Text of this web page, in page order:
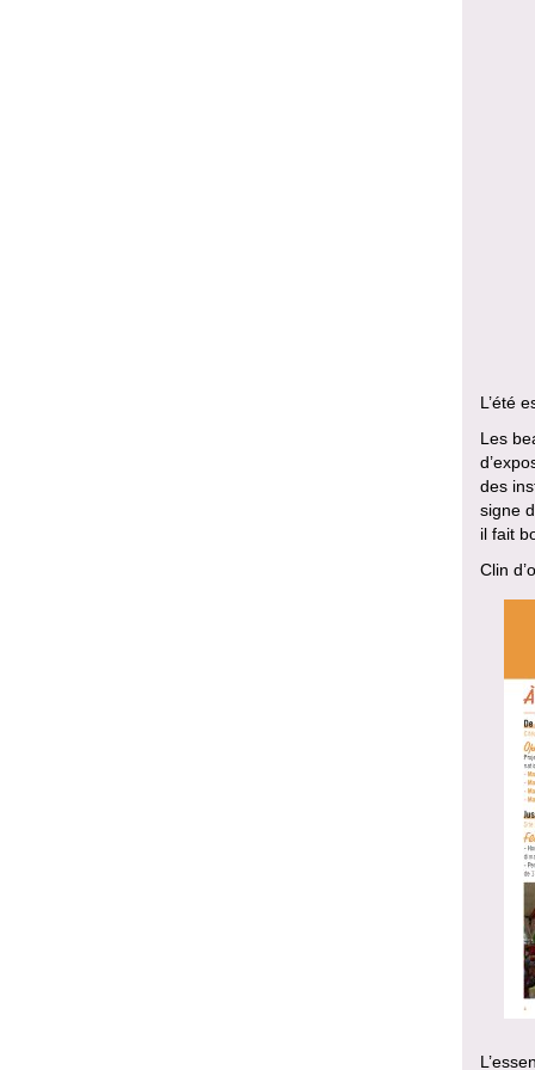
L’été
Les
des
signe
il fait
Clin